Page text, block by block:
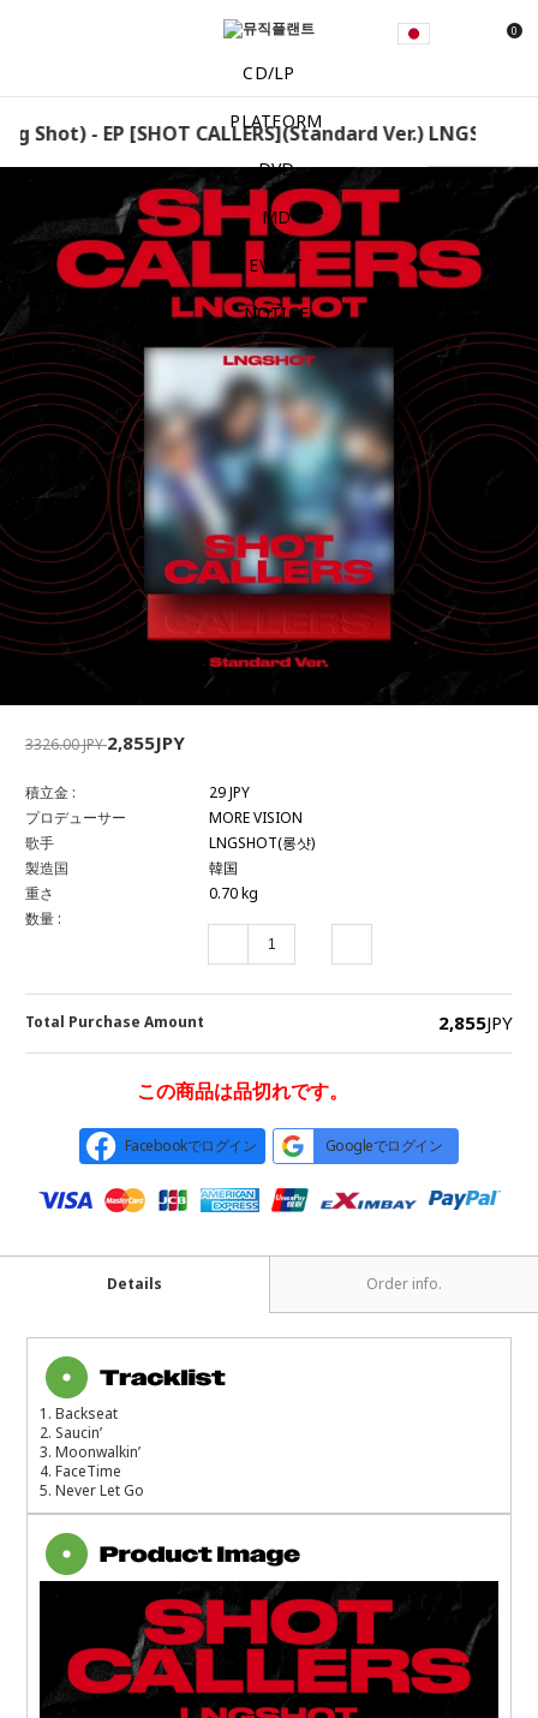
0
CD/LP
PLATFORM
DVD
MD
EVENT
NOTICE
Shot) - EP [SHOT CALLERS](Standard Ver.)
3326.00 JPY2,855JPY
積立金 :
29 JPY
プロデューサー
MORE VISION
歌手
LNGSHOT(롱샷)
製造国
韓国
重さ
0.70 kg
数量 :
Total Purchase Amount 2,855JPY
この商品は品切れです。
Facebookでログイン Googleでログイン
Details Order info.
1. Backseat
2. Saucin’
3. Moonwalkin’
4. FaceTime
5. Never Let Go